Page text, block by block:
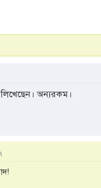
অন্যরকম।